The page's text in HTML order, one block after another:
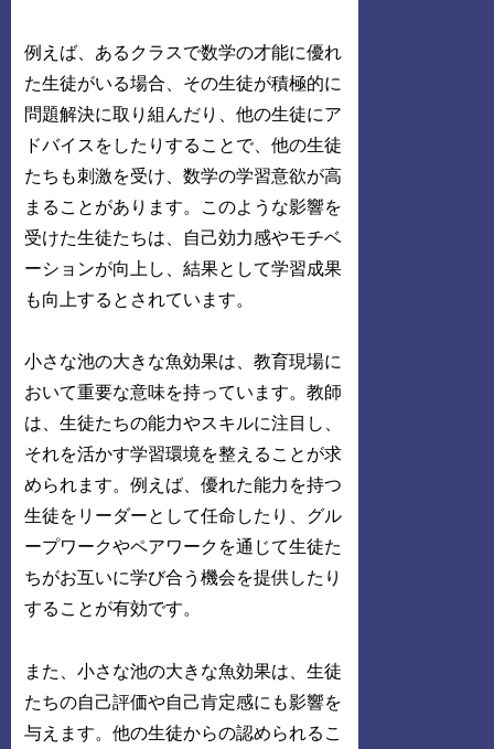
例えば、あるクラスで数学の才能に優れ
た生徒がいる場合、その生徒が積極的に
問題解決に取り組んだり、他の生徒にア
ドバイスをしたりすることで、他の生徒
たちも刺激を受け、数学の学習意欲が高
まることがあります。このような影響を
受けた生徒たちは、自己効力感やモチベ
ーションが向上し、結果として学習成果
も向上するとされています。
小さな池の大きな魚効果は、教育現場に
おいて重要な意味を持っています。教師
は、生徒たちの能力やスキルに注目し、
それを活かす学習環境を整えることが求
められます。例えば、優れた能力を持つ
生徒をリーダーとして任命したり、グル
ープワークやペアワークを通じて生徒た
ちがお互いに学び合う機会を提供したり
することが有効です。
また、小さな池の大きな魚効果は、生徒
たちの自己評価や自己肯定感にも影響を
与えます。他の生徒からの認められるこ